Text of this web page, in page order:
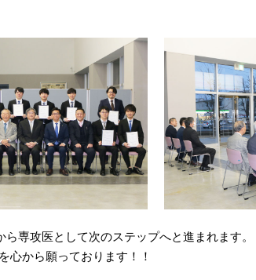
専攻医として次のステップへと進まれます。
心から願っております！！